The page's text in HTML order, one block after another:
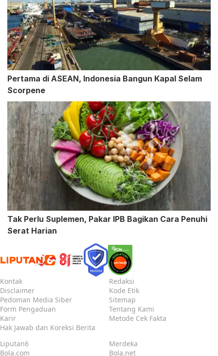
Pertama di ASEAN, Indonesia Bangun Kapal Selam
Scorpene
Tak Perlu Suplemen, Pakar IPB Bagikan Cara Penuhi
Serat Harian
Kontak
Redaksi
Disclaimer
Kode Etik
Pedoman Media Siber
Sitemap
Form Pengaduan
Tentang Kami
Karir
Metode Cek Fakta
Hak Jawab dan Koreksi Berita
Liputan6
Merdeka
Bola.com
Bola.net